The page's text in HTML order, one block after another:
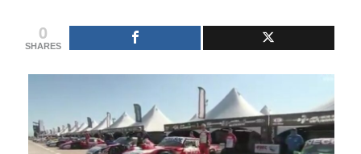
link
page.
or
other
works.
admin
0
SHARES